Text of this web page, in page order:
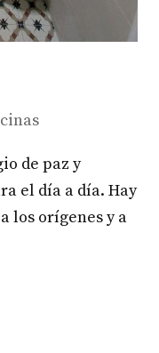
de paz y
el día a día. Hay
los orígenes y a